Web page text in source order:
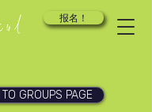
报名！
TO GROUPS PAGE